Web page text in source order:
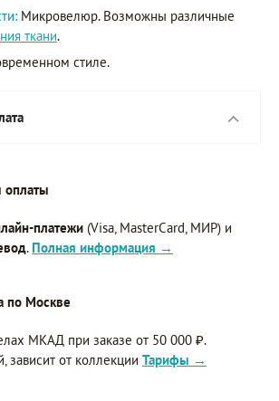
Микровелюр. Возможны различные
ткани.
стиле.
оплаты
платежи (Visa, MasterCard, МИР) и
. Полная информация →
по Москве
МКАД при заказе от 50 000 ₽.
зависит от коллекции Тарифы →